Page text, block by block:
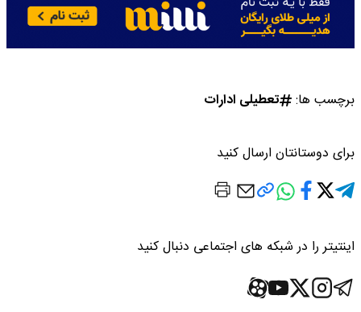
برچسب ها: تعطیلی ادارات
برای دوستانتان ارسال کنید
اینتیتر را در شبکه های اجتماعی دنبال کنید